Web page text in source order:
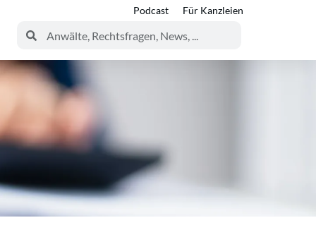
Podcast Für Kanzleien